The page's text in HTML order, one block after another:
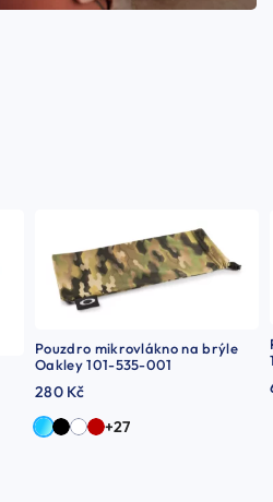
Pouzdro mikrovlákno na brýle
Oakley 101-535-001
280 Kč
+27